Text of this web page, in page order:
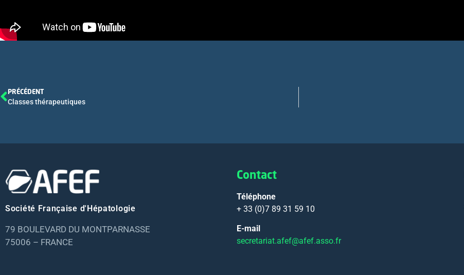
PRÉCÉDENT
Classes thérapeutiques
Société Française d'Hépatologie
79 BOULEVARD DU MONTPARNASSE
75006 – FRANCE
Contact
Téléphone
+ 33 (0)7 89 31 59 10
E-mail
secretariat.afef@afef.asso.fr